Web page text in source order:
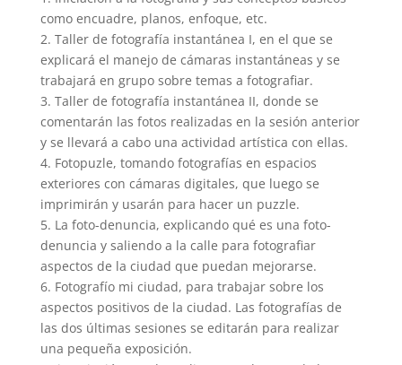
como encuadre, planos, enfoque, etc.
2. Taller de fotografía instantánea I, en el que se
explicará el manejo de cámaras instantáneas y se
trabajará en grupo sobre temas a fotografiar.
3. Taller de fotografía instantánea II, donde se
comentarán las fotos realizadas en la sesión anterior
y se llevará a cabo una actividad artística con ellas.
4. Fotopuzle, tomando fotografías en espacios
exteriores con cámaras digitales, que luego se
imprimirán y usarán para hacer un puzzle.
5. La foto-denuncia, explicando qué es una foto-
denuncia y saliendo a la calle para fotografiar
aspectos de la ciudad que puedan mejorarse.
6. Fotografío mi ciudad, para trabajar sobre los
aspectos positivos de la ciudad. Las fotografías de
las dos últimas sesiones se editarán para realizar
una pequeña exposición.